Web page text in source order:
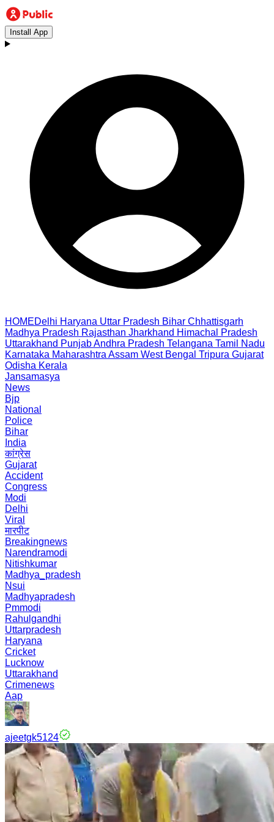
Install App
HOMEDelhi Haryana Uttar Pradesh Bihar Chhattisgarh
Madhya Pradesh Rajasthan Jharkhand Himachal Pradesh
Uttarakhand PunjabAndhra Pradesh Telangana Tamil Nadu
Karnataka Maharashtra Assam West Bengal Tripura Gujarat
Odisha Kerala
Jansamasya
News
Bjp
National
Police
Bihar
India
कांग्रेस
Gujarat
Accident
Congress
Modi
Delhi
Viral
मारपीट
Breakingnews
Narendramodi
Nitishkumar
Madhya_pradesh
Nsui
Madhyapradesh
Pmmodi
Rahulgandhi
Uttarpradesh
Haryana
Cricket
Lucknow
Uttarakhand
Crimenews
Aap
ajeetgk5124